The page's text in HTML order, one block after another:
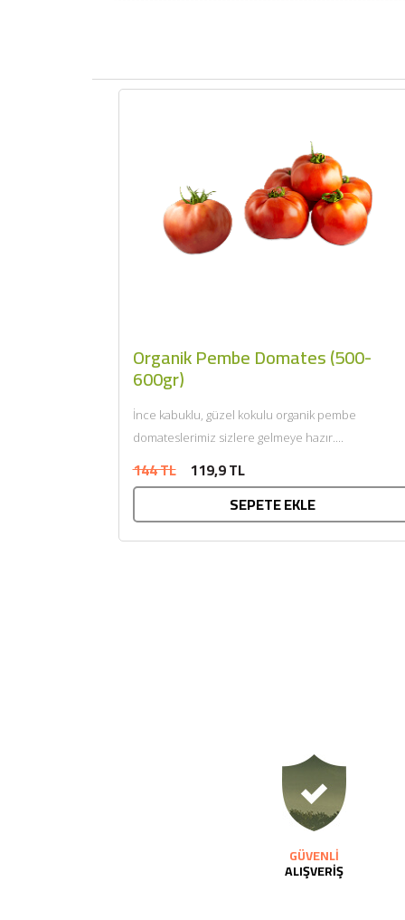
Organik Pembe Domates (500-
600gr)
İnce kabuklu, güzel kokulu organik pembe
domateslerimiz sizlere gelmeye hazır....
144 TL 119,9 TL
SEPETE EKLE
GÜVENLİ
ALIŞVERİŞ